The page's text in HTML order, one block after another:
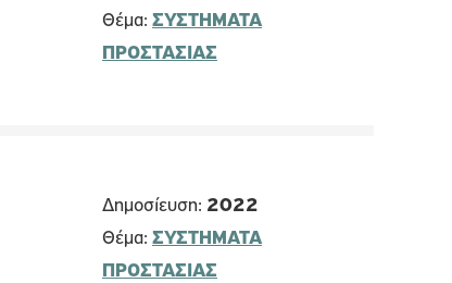
Θέμα: ΣΥΣΤΗΜΑΤΑ
ΠΡΟΣΤΑΣΙΑΣ
Δημοσίευση: 2022
Θέμα: ΣΥΣΤΗΜΑΤΑ
ΠΡΟΣΤΑΣΙΑΣ